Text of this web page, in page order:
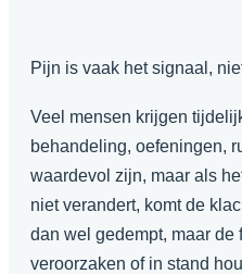
Pijn is vaak het signaal,
Veel mensen krijgen
behandeling, oefeningen,
waardevol zijn, maar als
niet verandert, komt de
dan wel gedempt, maar de
veroorzaken of in stand